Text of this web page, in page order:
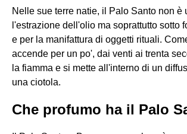
Nelle sue terre natie, il Palo Santo non è
l'estrazione dell'olio ma soprattutto sotto
e per la manifattura di oggetti rituali.
accende per un po', dai venti ai trenta
la fiamma e si mette all'interno di un
una ciotola.
Che profumo ha il Palo